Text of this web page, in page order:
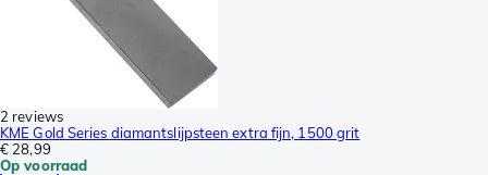
2 reviews
KME Gold Series diamantslijpsteen extra fijn, 1500 grit
€ 28,99
Op voorraad